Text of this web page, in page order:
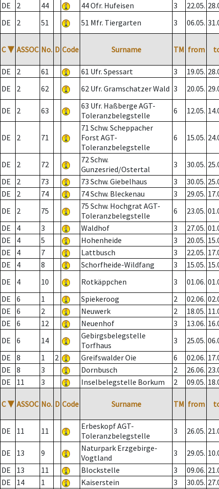
DE
2 44 44 Ofr. Hufeisen 3 22.05.
DE
2 51 51 Mfr. Tiergarten 3 06.05.
C ▼ ASSOC No. D Code Surname TM from
DE 2 61 61 Ufr. Spessart 3 19.05.
DE
2 62 62 Ufr. Gramschatzer Wald 3 20.05.
DE 2 63
63 Ufr. Haßberge AGT-
Toleranzbelegstelle
6 12.05.
DE 2 71
71 Schw. Scheppacher
Forst AGT-
Toleranzbelegstelle
6 15.05.
DE 2 72
72 Schw.
Gunzesried/Ostertal
3 30.05.
DE
2 73 73 Schw. Giebelhaus 3 30.05.
DE
2 74 74 Schw. Bleckenau 3 29.05.
DE
2 75
75 Schw. Hochgrat AGT-
Toleranzbelegstelle
6 23.05.
DE
4 3 Waldhof 3 27.05.
DE
4 5 Hohenheide 3 20.05.
DE
4 7 Lattbusch 3 22.05.
DE
4 8 Schorfheide-Wildfang 3 15.05.
DE
4 10 Rotkäppchen 3 01.06.
DE
6 1 Spiekeroog 2 02.06.
DE
6 2 Neuwerk 2 18.05.
DE
6 12 Neuenhof 3 13.06.
DE
6 14
Gebirgsbelegstelle
Torfhaus
3 25.05.
DE
8 1 2 Greifswalder Oie 6 02.06.
DE
8 3 Dornbusch 2 26.06.
DE
11 3 Inselbelegstelle Borkum 2 09.05.
C ▼ ASSOC No. D Code Surname TM from
DE 11 11
Erbeskopf AGT-
Toleranzbelegstelle
3 26.05.
DE 13 9
Naturpark Erzgebirge-
Vogtland
3 29.05.
DE
13 11 Blockstelle 3 09.06.
DE
14 1 Kaiserstein 3 30.05.